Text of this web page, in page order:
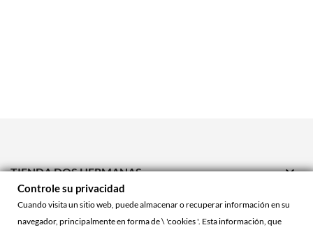
TIENDA DOS HERMANAS 
TIENDA ONLINE 
Controle su privacidad
Cuando visita un sitio web, puede almacenar o recuperar información en su
navegador, principalmente en forma de \ 'cookies '. Esta información, que